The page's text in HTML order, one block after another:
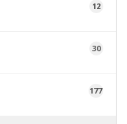
12
30
177